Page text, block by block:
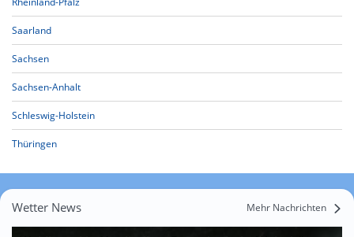
Saarland
Sachsen
Sachsen-Anhalt
Schleswig-Holstein
Thüringen
Wetter News Mehr Nachrichten